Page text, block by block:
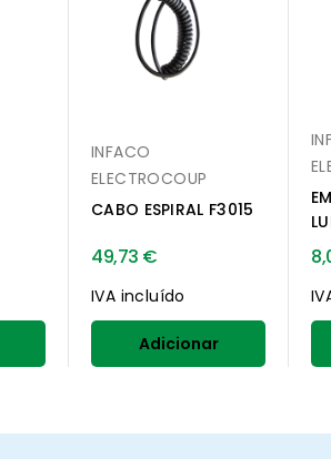
INFACO
ELECTROCOUP
CABO ESPIRAL F3015
49,73 €
IVA incluído
Adicionar